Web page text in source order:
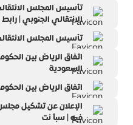
تأسيس المجلس
الانتقالي الجنوبي | رابط
تأسيس المجلس
اتفاق الرياض بين
السعودية
اتفاق الرياض بين
فيه | سبأ نت